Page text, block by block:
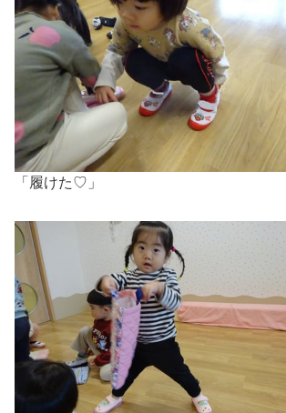
「履けた♡」